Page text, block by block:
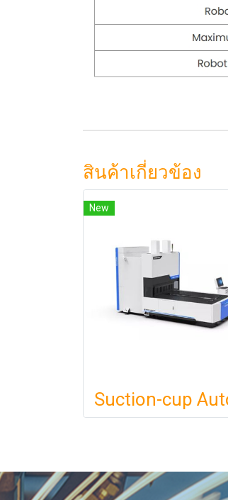
สินค้าเกี่ยวข้อง
New